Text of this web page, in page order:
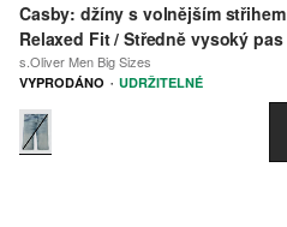
Casby: džíny s volnějším střihem
Relaxed Fit / Středně vysoký pas
s.Oliver Men Big Sizes
VYPRODÁNO · UDRŽITELNÉ